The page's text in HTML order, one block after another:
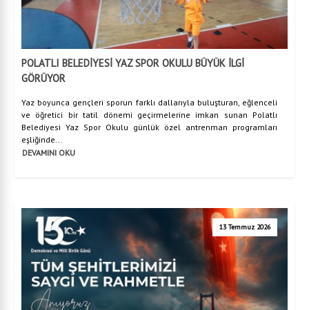
POLATLI BELEDİYESİ YAZ SPOR OKULU BÜYÜK İLGİ
GÖRÜYOR
Yaz boyunca gençleri sporun farklı dallarıyla buluşturan, eğlenceli
ve öğretici bir tatil dönemi geçirmelerine imkan sunan Polatlı
Belediyesi Yaz Spor Okulu günlük özel antrenman programları
eşliğinde...
DEVAMINI OKU
13 Temmuz 2026